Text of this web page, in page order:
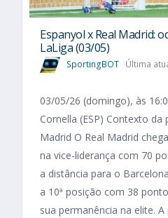
Espanyol x Real Madrid:
LaLiga (03/05)
SportingBOT Última
03/05/26 (domingo), às
Cornella (ESP) Contexto da
Madrid O Real Madrid
na vice-liderança com 70
a distância para o
a 10ª posição com 38
sua permanência na elite.